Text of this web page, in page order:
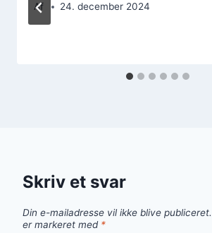
Af 24. december 2024
Skriv et svar
Din e-mailadresse vil ikke blive publiceret.
er markeret med *